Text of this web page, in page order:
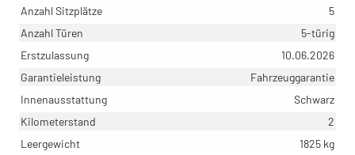
Anzahl Sitzplätze
5
Anzahl Türen
5-türig
Erstzulassung
10.06.2026
Garantieleistung
Fahrzeuggarantie
Innenausstattung
Schwarz
Kilometerstand
2
Leergewicht
1825 kg